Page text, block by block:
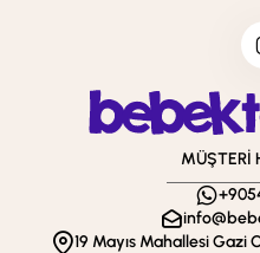
MÜŞTERİ
19 Mayıs Mahallesi Gazi